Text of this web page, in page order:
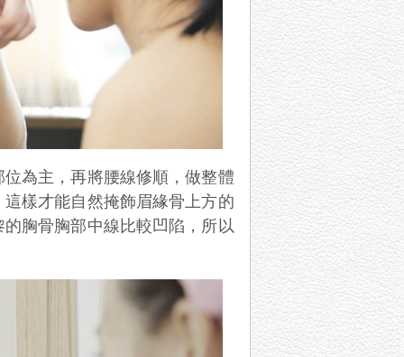
為主，再將腰線修順，做整體
樣才能自然掩飾眉緣骨上方的
胸骨胸部中線比較凹陷，所以